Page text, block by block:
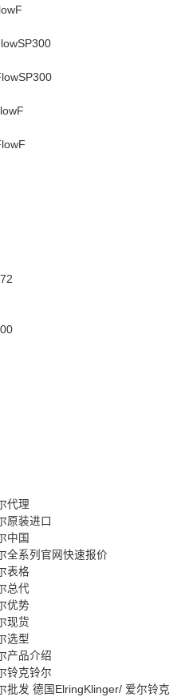
代理
原装进口
中国
全系列官网快速报价
表格
总代
优势
现货
选型
产品介绍
铃克铃尔
批发 德国ElringKlinger/ 爱尔铃克